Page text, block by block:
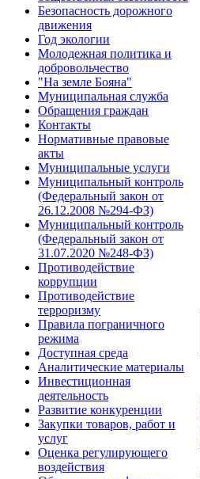
Безопасность дорожного
движения
Год экологии
Молодежная политика и
добровольчество
"На земле Бояна"
Муниципальная служба
Обращения граждан
Контакты
Нормативные правовые
акты
Муниципальные услуги
Муниципальный контроль
(Федеральный закон от
26.12.2008 №294-ФЗ)
Муниципальный контроль
(Федеральный закон от
31.07.2020 №248-ФЗ)
Противодействие
коррупции
Противодействие
терроризму
Правила пограничного
режима
Доступная среда
Аналитические материалы
Инвестиционная
деятельность
Развитие конкуренции
Закупки товаров, работ и
услуг
Оценка регулирующего
воздействия